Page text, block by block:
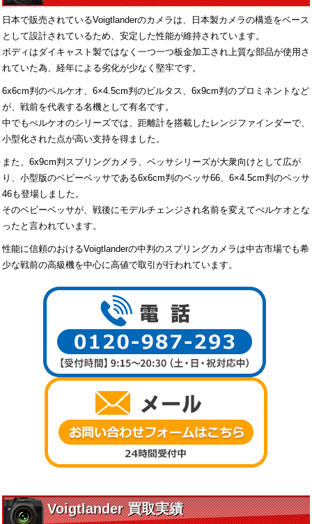
日本で販売されているVoigtlanderのカメラは、日本製カメラの構造をベース
として設計されているため、安定した性能が維持されています。
ボディはダイキャスト製ではなく一つ一つ板金加工され上質な部品が使用さ
れていた為、経年による劣化が少なく堅牢です。
6x6cm判のペルケオ、6×4.5cm判のビルタス、6x9cm判のプロミネントなど
が、戦前を代表する名機として有名です。
中でもぺルケオのシリーズでは、距離計を搭載したレンジファインダーで、
小型化された点が高い支持を得ました。
また、6x9cm判スプリングカメラ、ベッサシリーズが大衆向けとして広が
り、小型版のベビーベッサである6x6cm判のベッサ66、6×4.5cm判のベッサ
46も登場しました。
そのベビーベッサが、戦後にモデルチェンジされ名前を変えてぺルケオとな
ったと言われています。
性能に信頼のおけるVoigtlanderの中判のスプリングカメラは中古市場でも希
少な戦前の高級機を中心に高値で取引が行われています。
Voigtlander 買取実績